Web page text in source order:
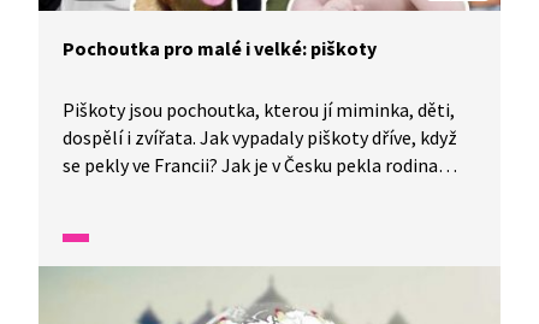
Pochoutka pro malé i velké: piškoty
Piškoty jsou pochoutka, kterou jí miminka, děti,
dospělí i zvířata. Jak vypadaly piškoty dříve, když
se pekly ve Francii? Jak je v Česku pekla rodina